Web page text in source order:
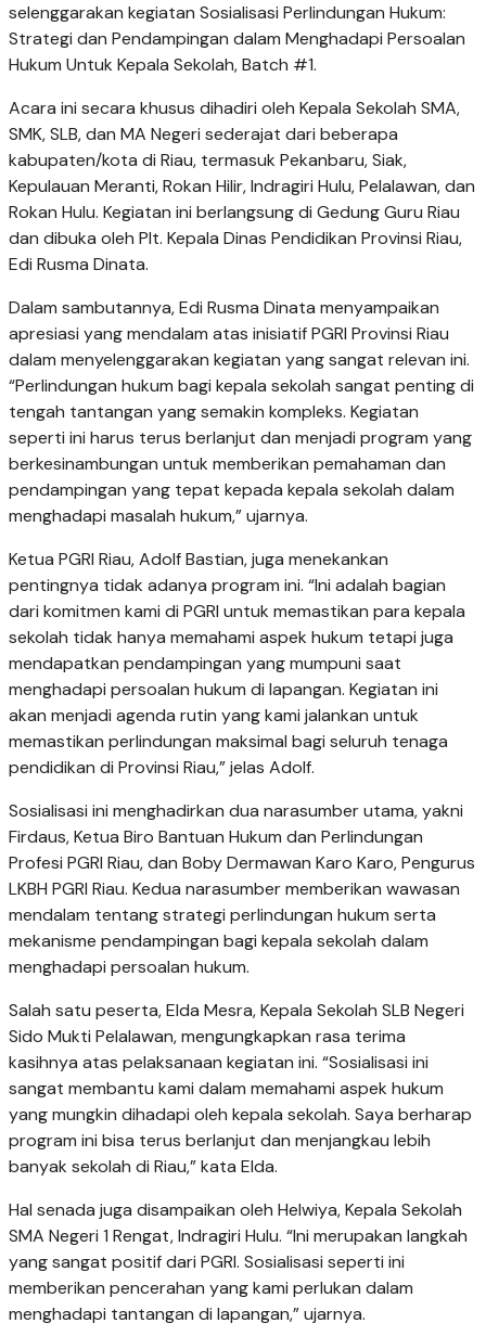
selenggarakan kegiatan Sosialisasi Perlindungan Hukum:
Strategi dan Pendampingan dalam Menghadapi Persoalan
Hukum Untuk Kepala Sekolah, Batch #1.
Acara ini secara khusus dihadiri oleh Kepala Sekolah SMA,
SMK, SLB, dan MA Negeri sederajat dari beberapa
kabupaten/kota di Riau, termasuk Pekanbaru, Siak,
Kepulauan Meranti, Rokan Hilir, Indragiri Hulu, Pelalawan, dan
Rokan Hulu. Kegiatan ini berlangsung di Gedung Guru Riau
dan dibuka oleh Plt. Kepala Dinas Pendidikan Provinsi Riau,
Edi Rusma Dinata.
Dalam sambutannya, Edi Rusma Dinata menyampaikan
apresiasi yang mendalam atas inisiatif PGRI Provinsi Riau
dalam menyelenggarakan kegiatan yang sangat relevan ini.
“Perlindungan hukum bagi kepala sekolah sangat penting di
tengah tantangan yang semakin kompleks. Kegiatan
seperti ini harus terus berlanjut dan menjadi program yang
berkesinambungan untuk memberikan pemahaman dan
pendampingan yang tepat kepada kepala sekolah dalam
menghadapi masalah hukum,” ujarnya.
Ketua PGRI Riau, Adolf Bastian, juga menekankan
pentingnya tidak adanya program ini. “Ini adalah bagian
dari komitmen kami di PGRI untuk memastikan para kepala
sekolah tidak hanya memahami aspek hukum tetapi juga
mendapatkan pendampingan yang mumpuni saat
menghadapi persoalan hukum di lapangan. Kegiatan ini
akan menjadi agenda rutin yang kami jalankan untuk
memastikan perlindungan maksimal bagi seluruh tenaga
pendidikan di Provinsi Riau,” jelas Adolf.
Sosialisasi ini menghadirkan dua narasumber utama, yakni
Firdaus, Ketua Biro Bantuan Hukum dan Perlindungan
Profesi PGRI Riau, dan Boby Dermawan Karo Karo, Pengurus
LKBH PGRI Riau. Kedua narasumber memberikan wawasan
mendalam tentang strategi perlindungan hukum serta
mekanisme pendampingan bagi kepala sekolah dalam
menghadapi persoalan hukum.
Salah satu peserta, Elda Mesra, Kepala Sekolah SLB Negeri
Sido Mukti Pelalawan, mengungkapkan rasa terima
kasihnya atas pelaksanaan kegiatan ini. “Sosialisasi ini
sangat membantu kami dalam memahami aspek hukum
yang mungkin dihadapi oleh kepala sekolah. Saya berharap
program ini bisa terus berlanjut dan menjangkau lebih
banyak sekolah di Riau,” kata Elda.
Hal senada juga disampaikan oleh Helwiya, Kepala Sekolah
SMA Negeri 1 Rengat, Indragiri Hulu. “Ini merupakan langkah
yang sangat positif dari PGRI. Sosialisasi seperti ini
memberikan pencerahan yang kami perlukan dalam
menghadapi tantangan di lapangan,” ujarnya.